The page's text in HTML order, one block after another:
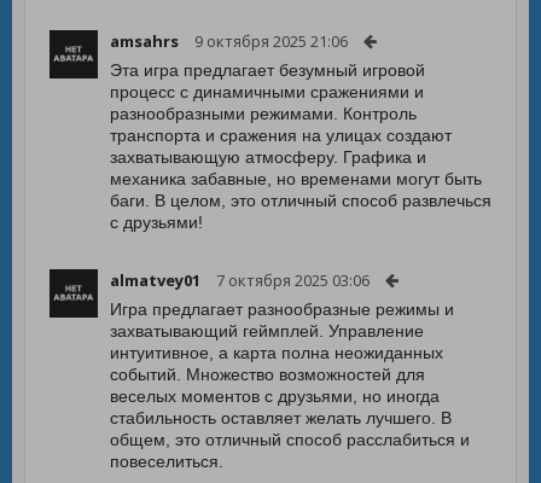
amsahrs 9 октября 2025 21:06
Эта игра предлагает безумный игровой
процесс с динамичными сражениями и
разнообразными режимами. Контроль
транспорта и сражения на улицах создают
захватывающую атмосферу. Графика и
механика забавные, но временами могут быть
баги. В целом, это отличный способ развлечься
с друзьями!
almatvey01 7 октября 2025 03:06
Игра предлагает разнообразные режимы и
захватывающий геймплей. Управление
интуитивное, а карта полна неожиданных
событий. Множество возможностей для
веселых моментов с друзьями, но иногда
стабильность оставляет желать лучшего. В
общем, это отличный способ расслабиться и
повеселиться.